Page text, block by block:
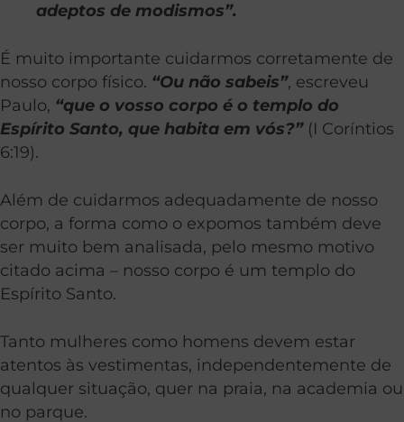
adeptos de modismos”.
É muito importante cuidarmos corretamente de
nosso corpo físico. “Ou não sabeis”, escreveu
Paulo, “que o vosso corpo é o templo do
Espírito Santo, que habita em vós?”(I Coríntios
6:19).
Além de cuidarmos adequadamente de nosso
corpo, a forma como o expomos também deve
ser muito bem analisada, pelo mesmo motivo
citado acima – nosso corpo é um templo do
Espírito Santo.
Tanto mulheres como homens devem estar
atentos às vestimentas, independentemente de
qualquer situação, quer na praia, na academia ou
no parque.